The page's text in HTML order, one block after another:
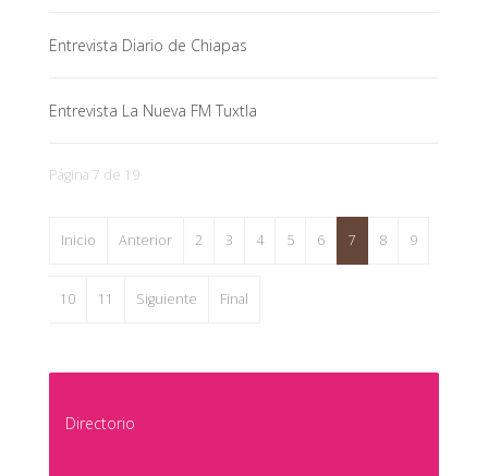
Entrevista Diario de Chiapas
Entrevista La Nueva FM Tuxtla
Página 7 de 19
Inicio Anterior 2 3 4 5 6 7 8 9
10 11 Siguiente Final
Directorio